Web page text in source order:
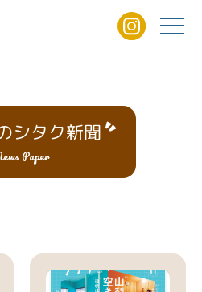
シタク新聞
Paper